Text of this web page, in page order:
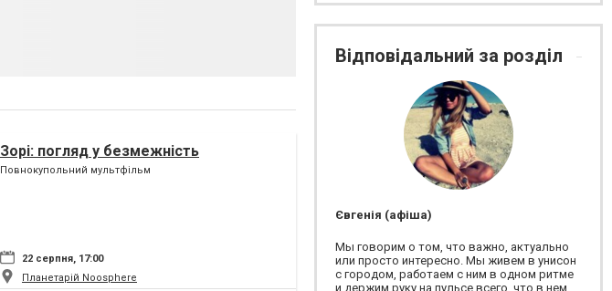
Зорі: погляд у безмежність
Повнокупольний мультфільм
22 серпня, 17:00
Планетарій Noosphere
Відповідальний за розділ
Євгенія (афіша)
Мы говорим о том, что важно, актуально
или просто интересно. Мы живем в унисон
с городом, работаем с ним в одном ритме
и держим руку на пульсе всего, что в нем